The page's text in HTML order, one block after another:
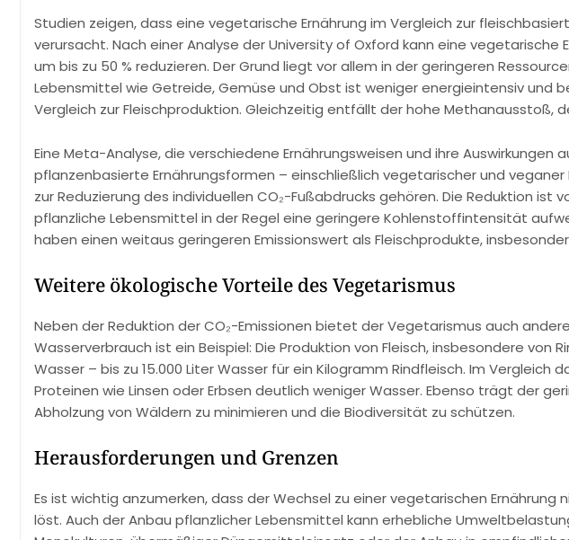
Studien zeigen, dass eine vegetarische Ernährung im Vergleich zur
verursacht. Nach einer Analyse der University of Oxford kann eine vegetarische
um bis zu 50 % reduzieren. Der Grund liegt vor allem in der geringeren
Lebensmittel wie Getreide, Gemüse und Obst ist weniger energieintensiv und
Vergleich zur Fleischproduktion. Gleichzeitig entfällt der hohe Methanausstoß,
Eine Meta-Analyse, die verschiedene Ernährungsweisen und ihre
pflanzenbasierte Ernährungsformen – einschließlich vegetarischer und
zur Reduzierung des individuellen CO₂-Fußabdrucks gehören. Die Reduktion ist
pflanzliche Lebensmittel in der Regel eine geringere Kohlenstoffintensität
haben einen weitaus geringeren Emissionswert als Fleischprodukte,
Weitere ökologische Vorteile des Vegetarismus
Neben der Reduktion der CO₂-Emissionen bietet der Vegetarismus auch
Wasserverbrauch ist ein Beispiel: Die Produktion von Fleisch, insbesondere von
Wasser – bis zu 15.000 Liter Wasser für ein Kilogramm Rindfleisch. Im Vergleich
Proteinen wie Linsen oder Erbsen deutlich weniger Wasser. Ebenso trägt der
Abholzung von Wäldern zu minimieren und die Biodiversität zu schützen.
Herausforderungen und Grenzen
Es ist wichtig anzumerken, dass der Wechsel zu einer vegetarischen
löst. Auch der Anbau pflanzlicher Lebensmittel kann erhebliche